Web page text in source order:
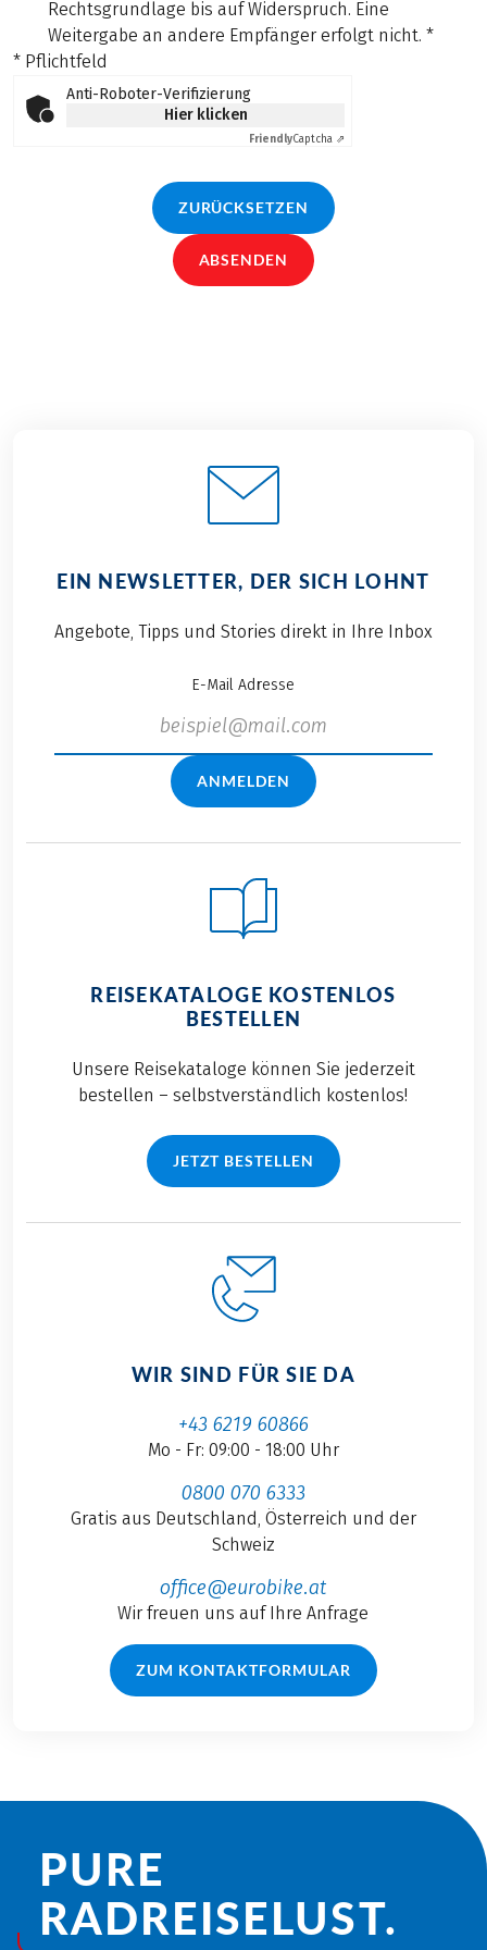
Rechtsgrundlage bis auf Widerspruch. Eine
Weitergabe an andere Empfänger erfolgt nicht. *
* Pflichtfeld
Anti-Roboter-Verifizierung
Hier klicken
FriendlyCaptcha ⇗
ZURÜCKSETZEN
ABSENDEN
EIN NEWSLETTER, DER SICH LOHNT
Angebote, Tipps und Stories direkt in Ihre Inbox
E-Mail Adresse
ANMELDEN
REISEKATALOGE KOSTENLOS
BESTELLEN
Unsere Reisekataloge können Sie jederzeit
bestellen – selbstverständlich kostenlos!
JETZT BESTELLEN
WIR SIND FÜR SIE DA
+43 6219 60866
Mo - Fr: 09:00 - 18:00 Uhr
0800 070 6333
Gratis aus Deutschland, Österreich und der
Schweiz
office@eurobike.at
Wir freuen uns auf Ihre Anfrage
ZUM KONTAKTFORMULAR
PURE
RADREISE­LUST.